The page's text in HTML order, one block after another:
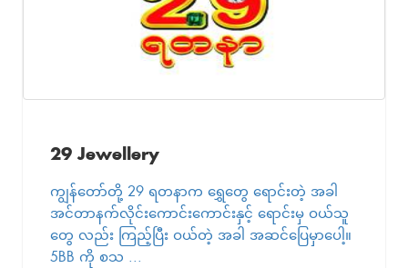
29 Jewellery
ကျွန်တော်တို့ 29 ရတနာက ရွှေတွေ ရောင်းတဲ့ အခါ
အင်တာနက်လိုင်းကောင်းကောင်းနှင့် ရောင်းမှ ဝယ်သူ
တွေ လည်း ကြည့်ပြီး ဝယ်တဲ့ အခါ အဆင်ပြေမှာပေါ့။
5BB ကို စသ ...